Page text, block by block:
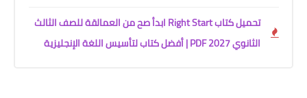
تحميل كتاب Right Start ابدأ صح من العمالقة للصف الثالث
الثانوي 2027 PDF | أفضل كتاب لتأسيس اللغة الإنجليزية